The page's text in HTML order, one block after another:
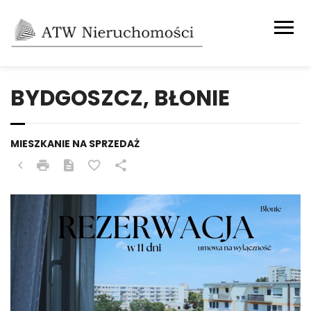
BYDGOSZCZ, BŁONIE
MIESZKANIE NA SPRZEDAŻ